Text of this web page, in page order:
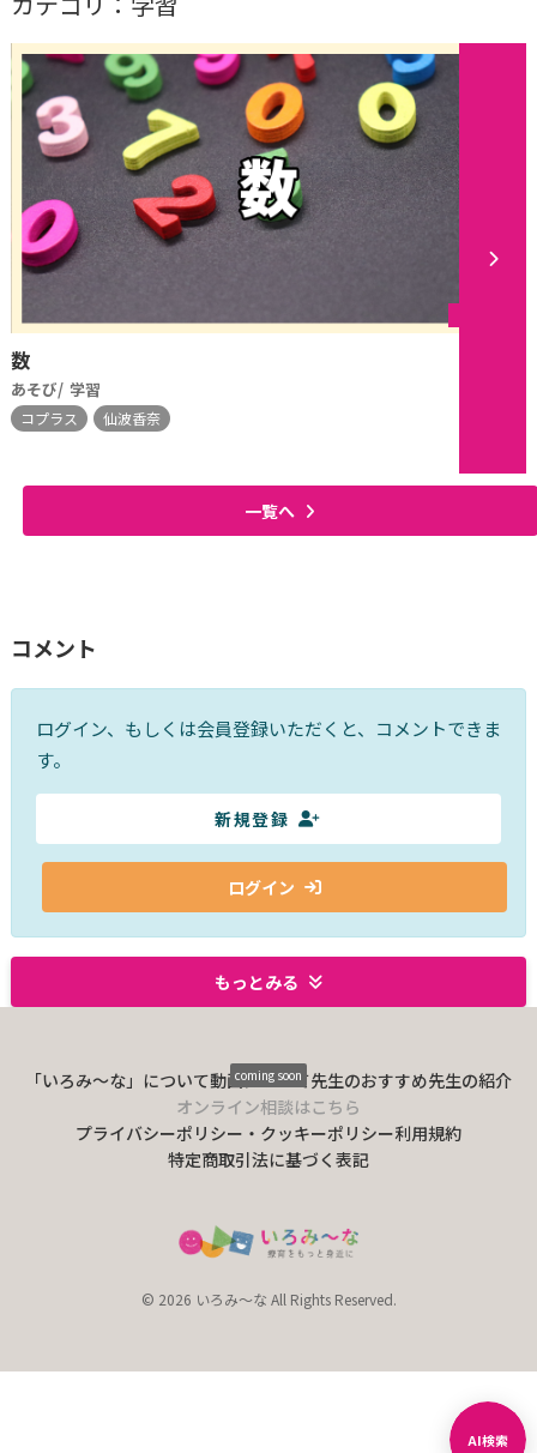
数
あそび 学習
コプラス 仙波香奈
一覧へ
コメント
ログイン、もしくは会員登録いただくと、コメントできま
す。
新規登録
ログイン
もっとみる
「いろみ〜な」について動画について先生のおすすめ先生の紹介
オンライン相談はこちら
coming soon
プライバシーポリシー・クッキーポリシー利用規約
特定商取引法に基づく表記
© 2026 いろみ～な All Rights Reserved.
AI検索